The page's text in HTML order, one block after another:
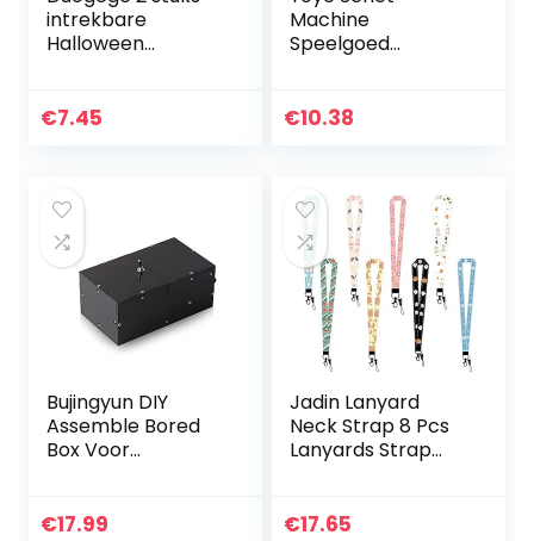
intrekbare
Halloween
intrekbare bretels,
€7.45
Machine
Speelgoed
Grappig Grappig
€10.38
Bujingyun DIY
Assemble Bored
Box Voor
Speelgoed Game-
€17.99
Jadin Lanyard
Neck Strap 8 Pcs
Lanyards Strap
Kaart Lanyard
€17.65